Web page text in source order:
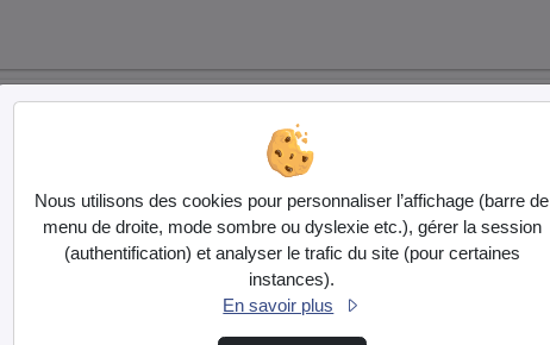
Nous utilisons des cookies pour personnaliser l’affichage (barre de
menu de droite, mode sombre ou dyslexie etc.), gérer la session
(authentification) et analyser le trafic du site (pour certaines
instances).
En savoir plus